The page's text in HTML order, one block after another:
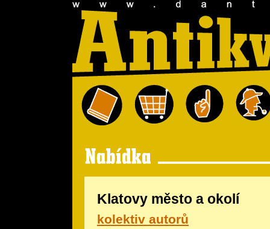
Klatovy město a okolí
kolektiv autorů